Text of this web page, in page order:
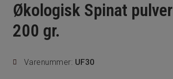
Økologisk Spinat pulver
200 gr.
Varenummer: UF30